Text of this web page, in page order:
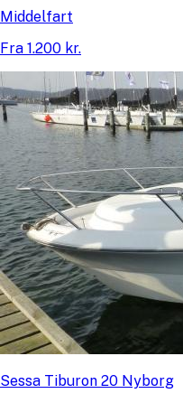
Middelfart
Fra 1.200 kr.
Sessa Tiburon 20 Nyborg